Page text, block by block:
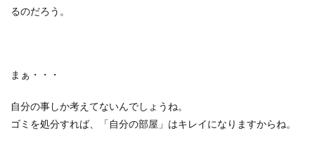
るのだろう。
まぁ・・・
自分の事しか考えてないんでしょうね。
ゴミを処分すれば、「自分の部屋」はキレイになりますからね。